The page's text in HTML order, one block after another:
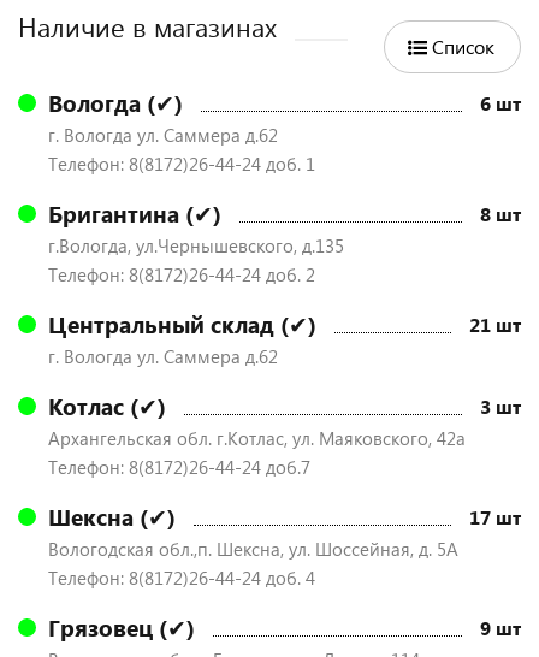
Наличие в магазинах
Список
Вологда (✔) 6 шт
г. Вологда ул. Саммера д.62
Телефон: 8(8172)26-44-24 доб. 1
Бригантина (✔) 8 шт
г.Вологда, ул.Чернышевского, д.135
Телефон: 8(8172)26-44-24 доб. 2
Центральный склад (✔) 21 шт
г. Вологда ул. Саммера д.62
Котлас (✔) 3 шт
Архангельская обл. г.Котлас, ул. Маяковского, 42а
Телефон: 8(8172)26-44-24 доб.7
Шексна (✔) 17 шт
Вологодская обл.,п. Шексна, ул. Шоссейная, д. 5А
Телефон: 8(8172)26-44-24 доб. 4
Грязовец (✔) 9 шт